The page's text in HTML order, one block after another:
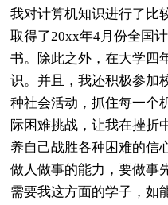
我对计算机知识进行了比
取得了20xx年4月份全国
书。除此之外，在大学四
识。并且，我还积极参加
种社会活动，抓住每一个
际困难挑战，让我在挫折
养自己战胜各种困难的信
做人做事的能力，要做事
需要我这方面的学子，如